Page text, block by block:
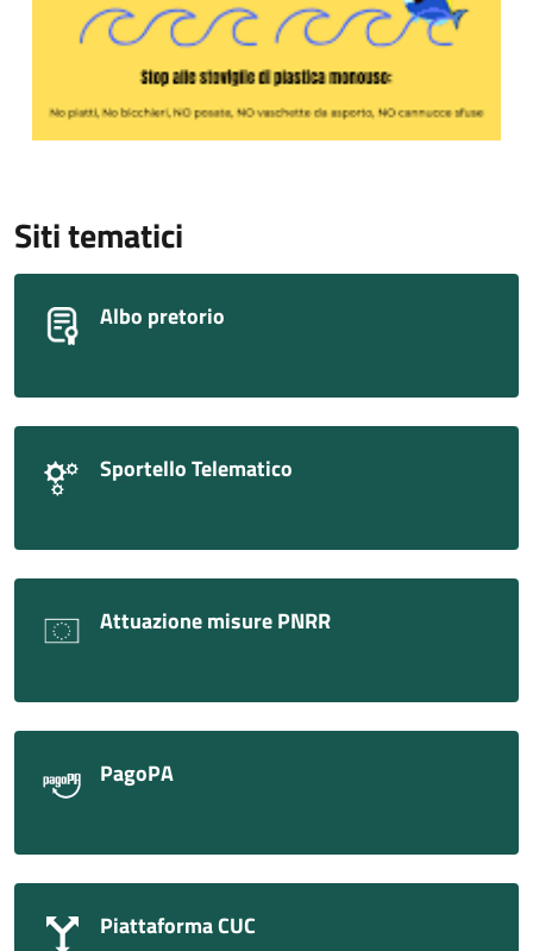
Siti tematici
Albo pretorio
Sportello Telematico
Attuazione misure PNRR
PagoPA
Piattaforma CUC